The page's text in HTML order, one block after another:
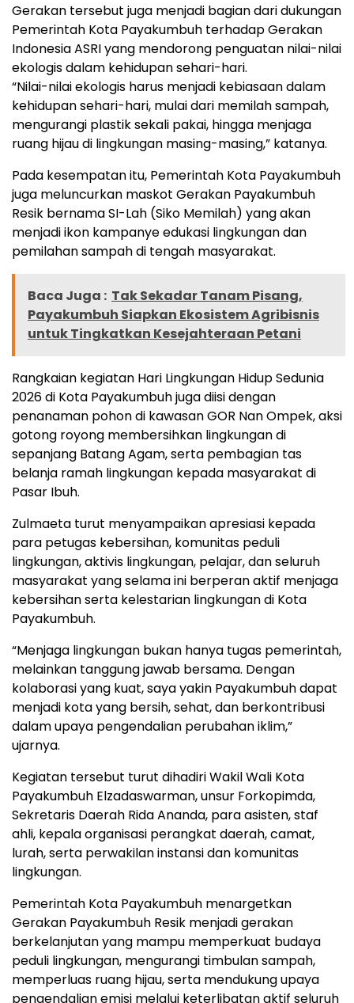
Gerakan tersebut juga menjadi bagian dari dukungan
Pemerintah Kota Payakumbuh terhadap Gerakan
Indonesia ASRI yang mendorong penguatan nilai-nilai
ekologis dalam kehidupan sehari-hari.
“Nilai-nilai ekologis harus menjadi kebiasaan dalam
kehidupan sehari-hari, mulai dari memilah sampah,
mengurangi plastik sekali pakai, hingga menjaga
ruang hijau di lingkungan masing-masing,” katanya.
Pada kesempatan itu, Pemerintah Kota Payakumbuh
juga meluncurkan maskot Gerakan Payakumbuh
Resik bernama SI-Lah (Siko Memilah) yang akan
menjadi ikon kampanye edukasi lingkungan dan
pemilahan sampah di tengah masyarakat.
Baca Juga : Tak Sekadar Tanam Pisang,
Payakumbuh Siapkan Ekosistem Agribisnis
untuk Tingkatkan Kesejahteraan Petani
Rangkaian kegiatan Hari Lingkungan Hidup Sedunia
2026 di Kota Payakumbuh juga diisi dengan
penanaman pohon di kawasan GOR Nan Ompek, aksi
gotong royong membersihkan lingkungan di
sepanjang Batang Agam, serta pembagian tas
belanja ramah lingkungan kepada masyarakat di
Pasar Ibuh.
Zulmaeta turut menyampaikan apresiasi kepada
para petugas kebersihan, komunitas peduli
lingkungan, aktivis lingkungan, pelajar, dan seluruh
masyarakat yang selama ini berperan aktif menjaga
kebersihan serta kelestarian lingkungan di Kota
Payakumbuh.
“Menjaga lingkungan bukan hanya tugas pemerintah,
melainkan tanggung jawab bersama. Dengan
kolaborasi yang kuat, saya yakin Payakumbuh dapat
menjadi kota yang bersih, sehat, dan berkontribusi
dalam upaya pengendalian perubahan iklim,”
ujarnya.
Kegiatan tersebut turut dihadiri Wakil Wali Kota
Payakumbuh Elzadaswarman, unsur Forkopimda,
Sekretaris Daerah Rida Ananda, para asisten, staf
ahli, kepala organisasi perangkat daerah, camat,
lurah, serta perwakilan instansi dan komunitas
lingkungan.
Pemerintah Kota Payakumbuh menargetkan
Gerakan Payakumbuh Resik menjadi gerakan
berkelanjutan yang mampu memperkuat budaya
peduli lingkungan, mengurangi timbulan sampah,
memperluas ruang hijau, serta mendukung upaya
pengendalian emisi melalui keterlibatan aktif seluruh